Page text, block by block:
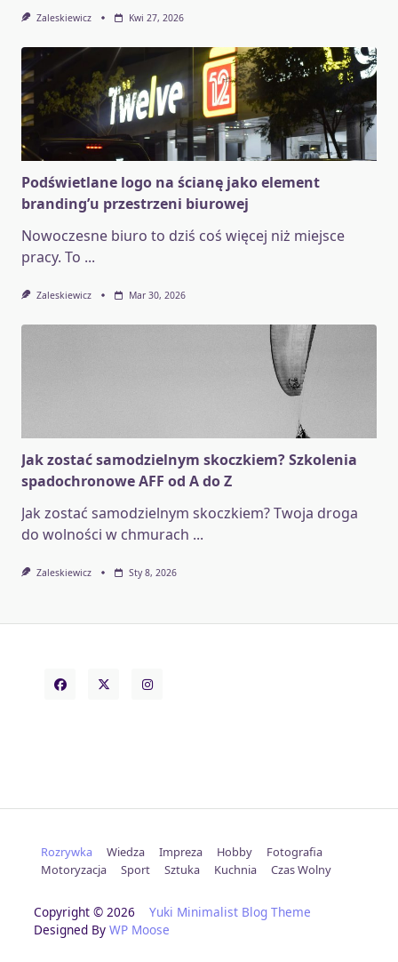
Zaleskiewicz Kwi 27, 2026
Podświetlane logo na ścianę jako element
branding’u przestrzeni biurowej
Nowoczesne biuro to dziś coś więcej niż miejsce
pracy. To ...
Zaleskiewicz Mar 30, 2026
Jak zostać samodzielnym skoczkiem? Szkolenia
spadochronowe AFF od A do Z
Jak zostać samodzielnym skoczkiem? Twoja droga
do wolności w chmurach ...
Zaleskiewicz Sty 8, 2026
Rozrywka Wiedza Impreza Hobby
Fotografia
Motoryzacja
Sport Sztuka Kuchnia Czas Wolny
Copyright © 2026 Yuki Minimalist Blog Theme
Designed By WP Moose